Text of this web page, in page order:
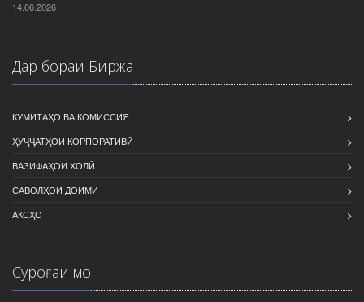
14.06.2026
Дар бораи Биржа
КУМИТАҲО ВА КОМИССИЯ
ҲУҶҶАТҲОИ КОРПОРАТИВӢ
ВАЗИФАҲОИ ХОЛӢ
САВОЛҲОИ ДОИМӢ
АКСҲО
Суроғаи мо